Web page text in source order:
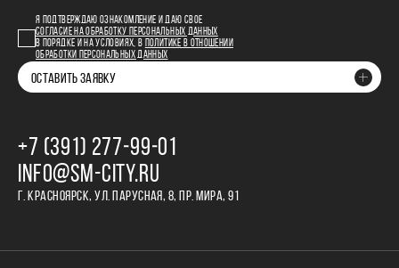
Я ПОДТВЕРЖДАЮ ОЗНАКОМЛЕНИЕ И ДАЮ СВОЕ
СОГЛАСИЕ НА ОБРАБОТКУ ПЕРСОНАЛЬНЫХ ДАННЫХ
В ПОРЯДКЕ И НА УСЛОВИЯХ, В
ПОЛИТИКЕ В ОТНОШЕНИИ
ОБРАБОТКИ ПЕРСОНАЛЬНЫХ ДАННЫХ
ОСТАВИТЬ ЗАЯВКУ
+7 (391) 277‒99‒01
INFO@SM-CITY.RU
Г. КРАСНОЯРСК, УЛ. ПАРУСНАЯ, 8, ПР. МИРА, 91